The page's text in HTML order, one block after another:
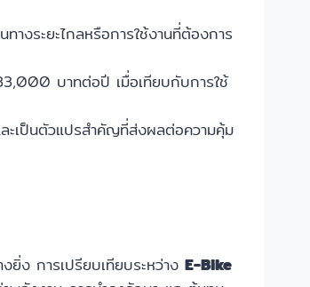
างระยะไกลหรือการใช้งานที่ต้องการ
บาทต่อปี เมื่อเทียบกับการใช้
ละเป็นตัวแปรสำคัญที่ส่งผลต่อความคุ้ม
ยิ่ง การเปรียบเทียบระหว่าง E-Bike